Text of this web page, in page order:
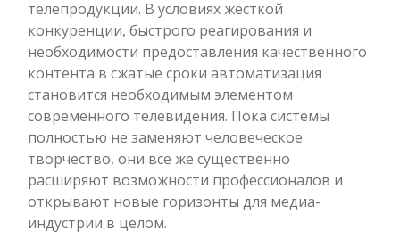
телепродукции. В условиях жесткой
конкуренции, быстрого реагирования и
необходимости предоставления качественного
контента в сжатые сроки автоматизация
становится необходимым элементом
современного телевидения. Пока системы
полностью не заменяют человеческое
творчество, они все же существенно
расширяют возможности профессионалов и
открывают новые горизонты для медиа-
индустрии в целом.